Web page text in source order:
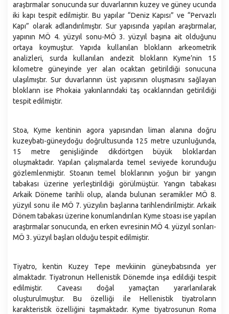
İklim Değişikliği ve Sıfır Atık Müdürlüğü
İmar ve Şehircilik Müdürlüğü
İnsan Kaynakları ve Eğitim Müdürlüğü
İşletme ve İştirakler Müdürlüğü
Kültür Sanat ve Sosyal İşler Müdürlüğü
Makine İkmal Bakım ve Onarım Müdürlüğü
Mali Hizmetler Müdürlüğü
Özel Kalem Müdürlüğü
Park ve Вahçeler Müdürlüğü
Plan ve Proje Müdürlüğü
Sağlık İşleri Müdürlüğü
Temizlik İşleri Müdürlüğü
Ulaşım Hizmetleri Müdürlüğü
Veteriner İşleri Müdürlüğü
Zabıta Müdürlüğü
araştırmalar sonucunda sur duvarlarının kuzey ve güney ucunda
iki kapı tespit edilmiştir. Bu yapılar “Deniz Kapısı” ve “Pervazlı
Kapı” olarak adlandırılmıştır. Sur yapısında yapılan araştırmalar,
yapının MÖ 4. yüzyıl sonu-MÖ 3. yüzyıl başına ait olduğunu
ortaya koymuştur. Yapıda kullanılan blokların arkeometrik
analizleri, surda kullanılan andezit blokların Kyme’nin 15
kilometre güneyinde yer alan ocaktan getirildiği sonucuna
ulaşılmıştır. Sur duvarlarının üst yapısının oluşmasını sağlayan
blokların ise Phokaia yakınlarındaki taş ocaklarından getirildiği
tespit edilmiştir.
Stoa, Kyme kentinin agora yapısından liman alanına doğru
kuzeybatı-güneydoğu doğrultusunda 125 metre uzunluğunda,
15 metre genişliğinde dikdörtgen büyük bloklardan
oluşmaktadır. Yapılan çalışmalarda temel seviyede korunduğu
gözlemlenmiştir. Stoanın temel bloklarının yoğun bir yangın
tabakası üzerine yerleştirildiği görülmüştür. Yangın tabakası
Arkaik Döneme tarihli olup, alanda bulunan seramikler MÖ 8.
yüzyıl sonu ile MÖ 7. yüzyılın başlarına tarihlendirilmiştir. Arkaik
Dönem tabakası üzerine konumlandırılan Kyme stoası ise yapılan
araştırmalar sonucunda, en erken evresinin MÖ 4. yüzyıl sonları-
MÖ 3. yüzyıl başları olduğu tespit edilmiştir.
Tiyatro, kentin Kuzey Tepe mevkiinin güneybatısında yer
almaktadır. Tiyatronun Hellenistik Dönemde inşa edildiği tespit
edilmiştir. Caveası doğal yamaçtan yararlanılarak
oluşturulmuştur. Bu özelliği ile Hellenistik tiyatroların
karakteristik özelliğini taşımaktadır. Kyme tiyatrosunun Roma